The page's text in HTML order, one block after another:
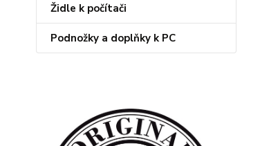
Židle k počítači
Podnožky a doplňky k PC